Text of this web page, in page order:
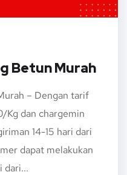
Betun Murah
– Dengan tarif
Kg dan chargemin
14-15 hari dari
dapat melakukan
dari...